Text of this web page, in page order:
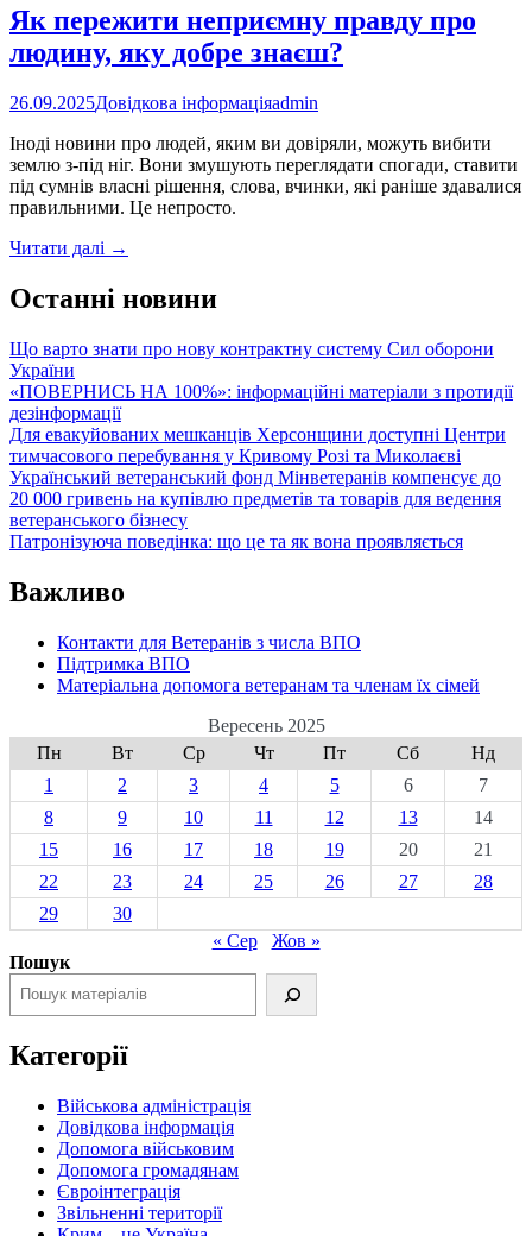
на
нерухомість:
правила
житлових
нежитлових
об’єктів,
що
потребують
Як пережити неприємну правду про
людину, яку добре знаєш?
26.09.2025Довідкова інформаціяadmin
Іноді новини про людей, яким ви довіряли, можуть вибити
землю з-під ніг. Вони змушують переглядати спогади, ставити
під сумнів власні рішення, слова, вчинки, які раніше здавалися
правильними. Це непросто.
Читати далі Як
неприємну
правду
людину,
добре
знаєш?
→
Останні новини
Що варто знати про нову контрактну систему Сил оборони
України
«ПОВЕРНИСЬ НА 100%»: інформаційні матеріали з протидії
дезінформації
Для евакуйованих мешканців Херсонщини доступні Центри
тимчасового перебування у Кривому Розі та Миколаєві
Український ветеранський фонд Мінветеранів компенсує до
20 000 гривень на купівлю предметів та товарів для ведення
ветеранського бізнесу
Патронізуюча поведінка: що це та як вона проявляється
Важливо
Контакти для Ветеранів з числа ВПО
Підтримка ВПО
Матеріальна допомога ветеранам та членам їх сімей
Вересень 2025
Пн
Вт Ср Чт Пт Сб
Нд
1
2 3 4 5 6
7
8
9 10 11 12 13
14
15
16 17 18 19 20
21
22
23 24 25 26 27
28
29
30
« Сер
Жов »
Пошук
Категорії
Військова адміністрація
Довідкова інформація
Допомога військовим
Допомога громадянам
Євроінтеграція
Звільненні території